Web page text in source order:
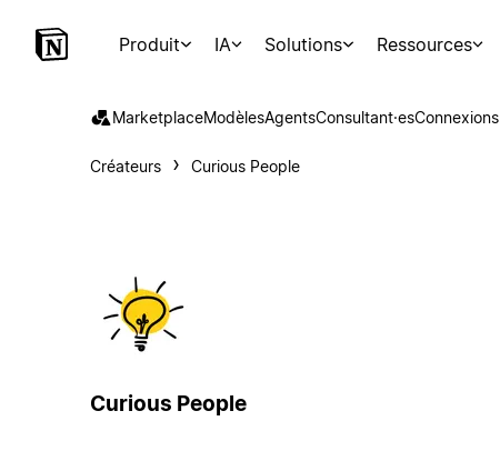
Produit IA Solutions Ressources
MarketplaceModèlesAgentsConsultant·esConnexions
Créateurs Curious People
Curious People